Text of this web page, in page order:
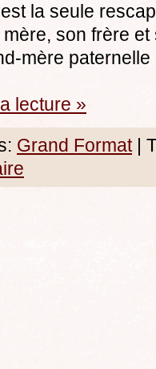
la seule
son frère
mère
lecture »
Grand Format |